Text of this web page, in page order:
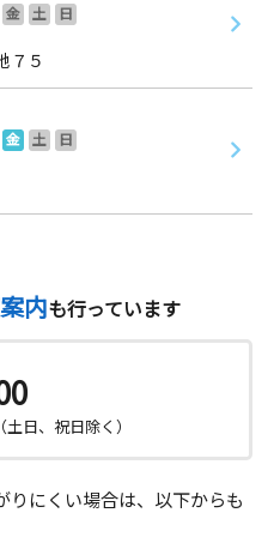
金 土
日
７５
金 土
日
内も行っています
日、祝日除く）
りにくい場合は、以下からも